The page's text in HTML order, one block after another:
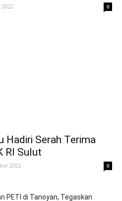
0
Hadiri Serah Terima
RI Sulut
2022 0
PETI di Tanoyan, Tegaskan